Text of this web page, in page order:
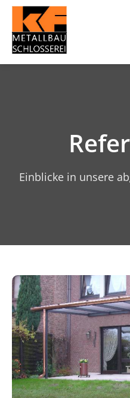
Einblicke in unsere